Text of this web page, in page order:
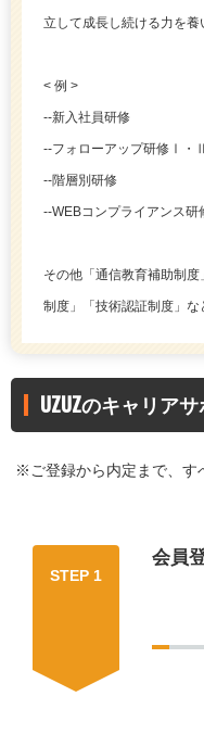
立して成長し続ける力を養
< 例 >
--新入社員研修
--フォローアップ研修Ⅰ・Ⅱ
--階層別研修
--WEBコンプライアンス研
その他「通信教育補助制
制度」「技術認証制度」な
UZUZのキャリア
※ご登録から内定まで、す
STEP 1
会員